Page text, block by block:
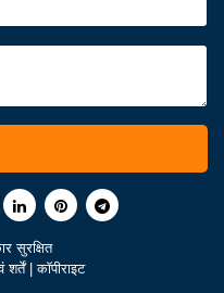
सुरक्षित
शर्तें |कॉपीराइट